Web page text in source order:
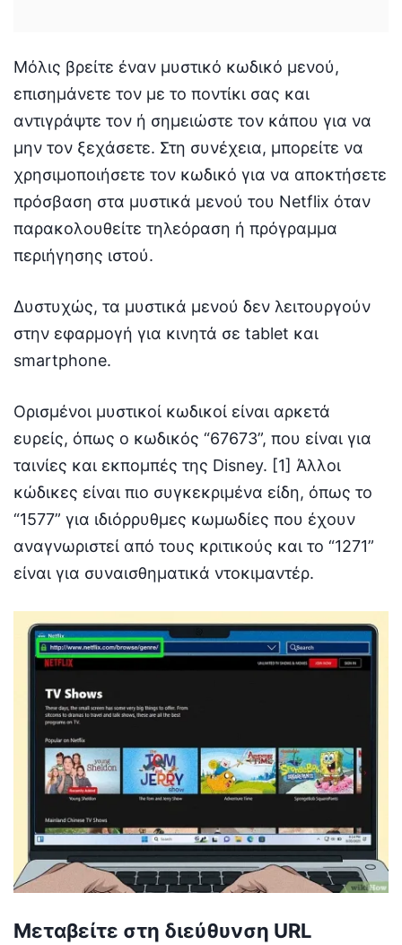
Μόλις βρείτε έναν μυστικό κωδικό μενού,
επισημάνετε τον με το ποντίκι σας και
αντιγράψτε τον ή σημειώστε τον κάπου για να
μην τον ξεχάσετε. Στη συνέχεια, μπορείτε να
χρησιμοποιήσετε τον κωδικό για να αποκτήσετε
πρόσβαση στα μυστικά μενού του Netflix όταν
παρακολουθείτε τηλεόραση ή πρόγραμμα
περιήγησης ιστού.
Δυστυχώς, τα μυστικά μενού δεν λειτουργούν
στην εφαρμογή για κινητά σε tablet και
smartphone.
Ορισμένοι μυστικοί κωδικοί είναι αρκετά
ευρείς, όπως ο κωδικός “67673”, που είναι για
ταινίες και εκπομπές της Disney. [1] Άλλοι
κώδικες είναι πιο συγκεκριμένα είδη, όπως το
“1577” για ιδιόρρυθμες κωμωδίες που έχουν
αναγνωριστεί από τους κριτικούς και το “1271”
είναι για συναισθηματικά ντοκιμαντέρ.
Μεταβείτε στη διεύθυνση URL